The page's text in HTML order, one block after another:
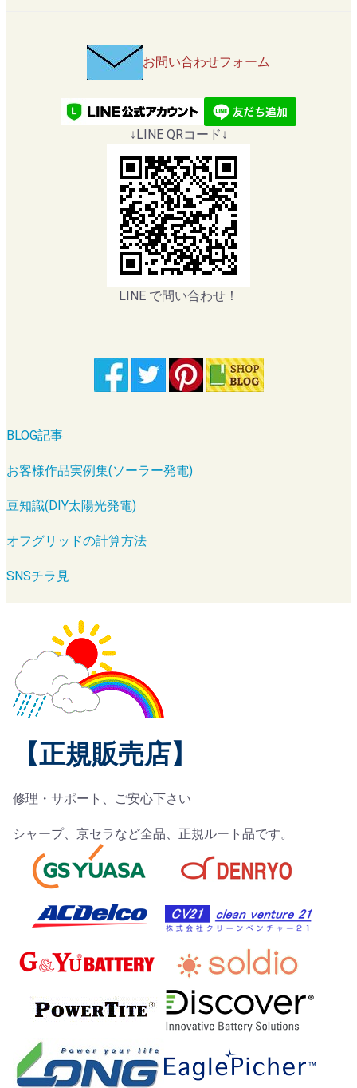
お問い合わせフォーム
↓LINE QRコード↓
LINE で問い合わせ！
BLOG記事
お客様作品実例集(ソーラー発電)
豆知識(DIY太陽光発電)
オフグリッドの計算方法
SNSチラ見
【正規販売店】
修理・サポート、ご安心下さい
シャープ、京セラなど全品、正規ルート品です。